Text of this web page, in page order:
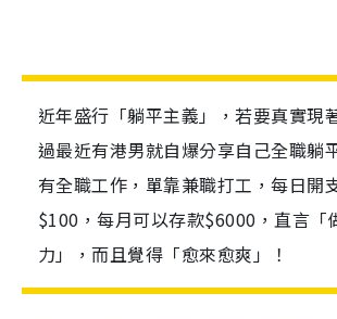
近年盛行「躺平主義」，若要真實現
過最近有港男就自爆分享自己全職躺
有全職工作，單靠兼職打工，每日開
$100，每月可以存款$6000，直言「
力」，而且覺得「愈來愈爽」！